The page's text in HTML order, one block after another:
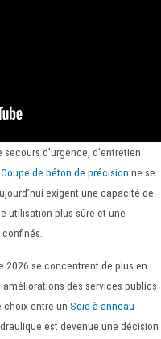
d’urgence, d’entretien
Coupe de béton de précision ne se
exigent une capacité de
utilisation plus sûre et une
2026 se concentrent de plus en
des services publics
choix entre un Scie à anneau
est devenue une décision